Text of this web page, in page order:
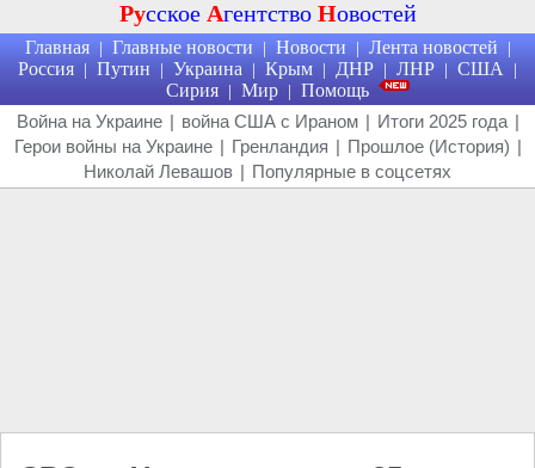
Русское Агентство Новостей
Главная | Главные новости | Новости | Лента новостей |
Россия | Путин | Украина | Крым | ДНР | ЛНР | США |
Сирия | Мир | Помощь
Война на Украине | война США с Ираном | Итоги 2025 года |
Герои войны на Украине | Гренландия | Прошлое (История) |
Николай Левашов | Популярные в соцсетях